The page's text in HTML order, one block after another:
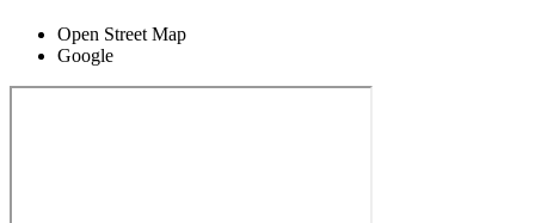
Open Street Map
Google